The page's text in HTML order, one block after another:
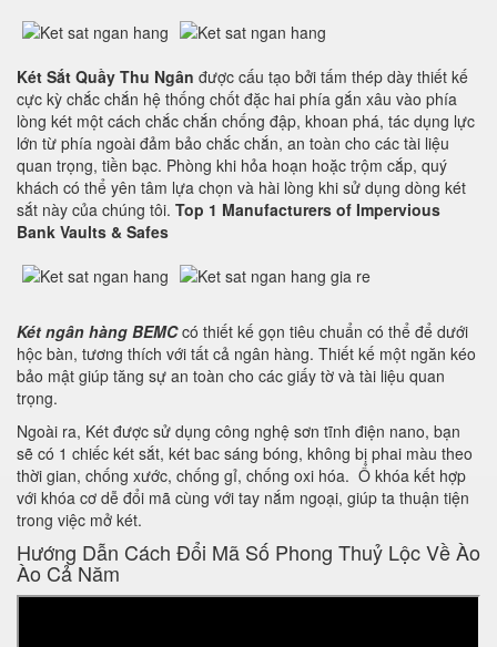
Két Sắt Quầy Thu Ngân được cấu tạo bởi tấm thép dày thiết kế
cực kỳ chắc chắn hệ thống chốt đặc hai phía gắn xâu vào phía
lòng két một cách chắc chắn chống đập, khoan phá, tác dụng lực
lớn từ phía ngoài đảm bảo chắc chắn, an toàn cho các tài liệu
quan trọng, tiền bạc. Phòng khi hỏa hoạn hoặc trộm cắp, quý
khách có thể yên tâm lựa chọn và hài lòng khi sử dụng dòng két
sắt này của chúng tôi. Top 1 Manufacturers of Impervious
Bank Vaults & Safes
Két ngân hàng BEMCcó thiết kế gọn tiêu chuẩn có thể để dưới
hộc bàn, tương thích với tất cả ngân hàng. Thiết kế một ngăn kéo
bảo mật giúp tăng sự an toàn cho các giấy tờ và tài liệu quan
trọng.
Ngoài ra, Két được sử dụng công nghệ sơn tĩnh điện nano, bạn
sẽ có 1 chiếc két sắt, két bac sáng bóng, không bị phai màu theo
thời gian, chống xước, chống gỉ, chống oxi hóa. Ổ khóa kết hợp
với khóa cơ dễ đổi mã cùng với tay nắm ngoại, giúp ta thuận tiện
trong việc mở két.
Hướng Dẫn Cách Đổi Mã Số Phong Thuỷ Lộc Về Ào
Ào Cả Năm